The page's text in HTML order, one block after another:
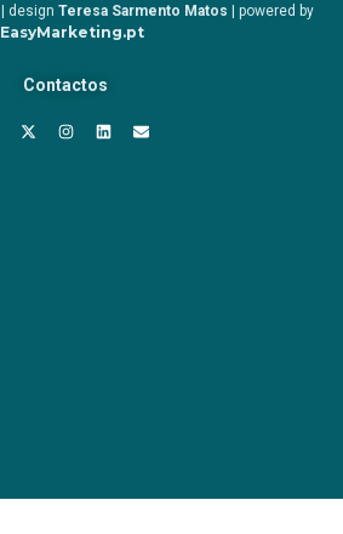
| design Teresa Sarmento Matos | powered by
EasyMarketing.pt
Contactos